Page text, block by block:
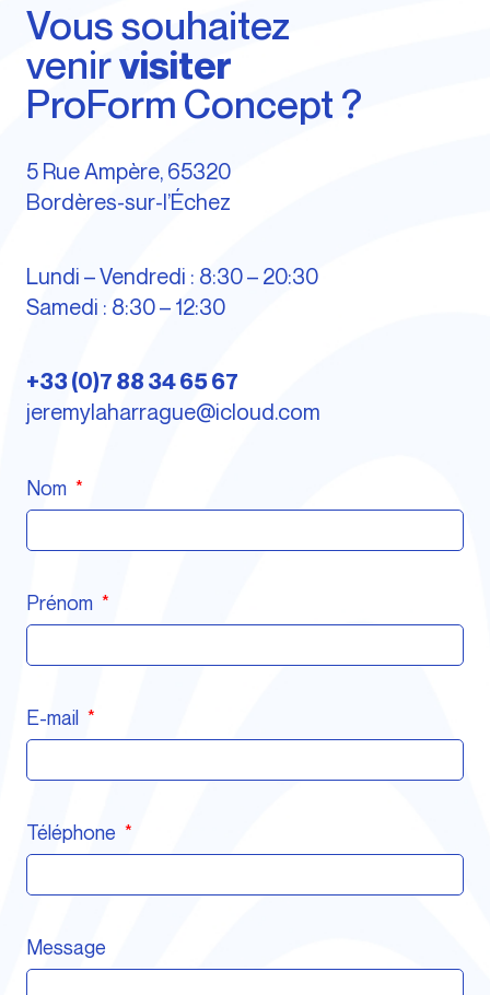
Vous souhaitez
venirvisiter
ProForm Concept ?
5 Rue Ampère, 65320
Bordères-sur-l’Échez
Lundi – Vendredi : 8:30 – 20:30
Samedi : 8:30 – 12:30
+33 (0)7 88 34 65 67
jeremylaharrague@icloud.com
Nom
Prénom
E-mail
Téléphone
Message